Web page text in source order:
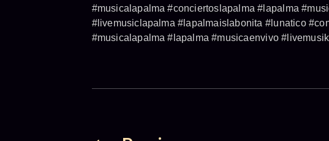
#musicalapalma #conciertoslapalma #lapalma
#livemusiclapalma #lapalmaislabonita #lunatico
#musicalapalma #lapalma #musicaenvivo